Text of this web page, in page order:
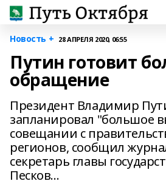
Новость + 28 АПРЕЛЯ 2020, 06:55
Путин готовит
обращение
Президент Владимир
запланировал "большое
совещании с
регионов, сообщил
секретарь главы
Песков...